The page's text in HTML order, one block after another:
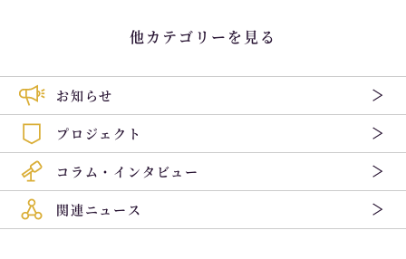
他カテゴリーを見る
お知らせ
プロジェクト
コラム・インタビュー
関連ニュース